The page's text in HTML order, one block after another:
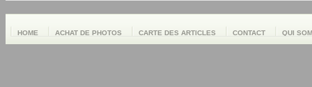
HOME ACHAT DE PHOTOS CARTE DES ARTICLES CONTACT QUI